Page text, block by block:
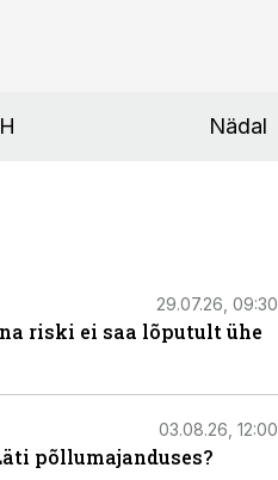
Nädal
29.07.26, 09:30
riski ei saa lõputult ühe
03.08.26, 12:00
põllumajanduses?